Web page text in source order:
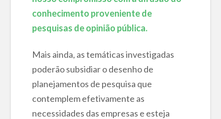
conhecimento proveniente de
pesquisas de opinião pública.
Mais ainda, as temáticas investigadas
poderão subsidiar o desenho de
planejamentos de pesquisa que
contemplem efetivamente as
necessidades das empresas e esteja